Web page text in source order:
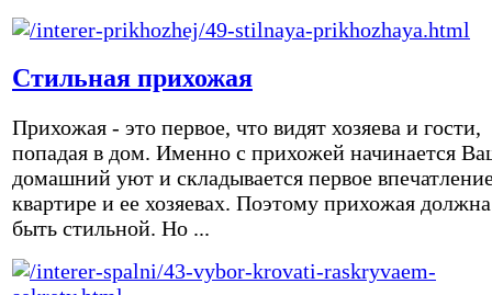
Стильная прихожая
Прихожая - это первое, что видят хозяева и гости,
попадая в дом. Именно с прихожей начинается
домашний уют и складывается первое
квартире и ее хозяевах. Поэтому прихожая должна
быть стильной. Но ...